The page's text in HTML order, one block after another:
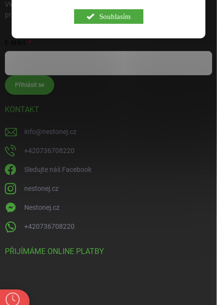
Souhlasím
Vložte svůj e-mail a my vám budeme zasílat informace o nových
produktech na našem e-shopu.
Přihlásit se
KONTAKT
info@nestonej.cz
+420736708220
Sledujte náš Facebook
nestonej.cz
Nestonej.cz
+420736708220
PŘIJÍMÁME ONLINE PLATBY